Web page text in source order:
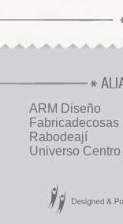
ARM Diseño
Fabricadecosas
Rabodeají
Universo Centro